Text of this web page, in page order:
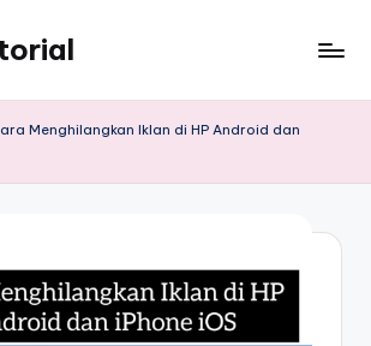
Menghilangkan Iklan di HP Android dan